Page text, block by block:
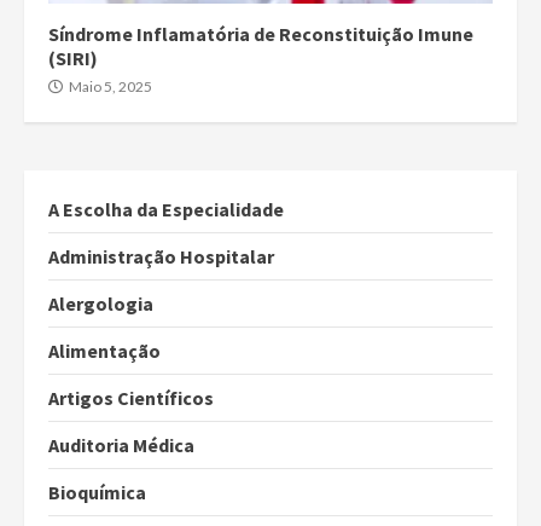
Síndrome Inflamatória de Reconstituição Imune
(SIRI)
Maio 5, 2025
A Escolha da Especialidade
Administração Hospitalar
Alergologia
Alimentação
Artigos Científicos
Auditoria Médica
Bioquímica